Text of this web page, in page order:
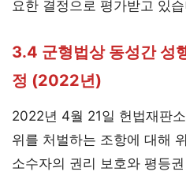
요한 결정으로 평가받고 있
3.4 군형법상 동성간 성
정 (2022년)
2022년 4월 21일 헌법재판
위를 처벌하는 조항에 대해
소수자의 권리 보호와 평등